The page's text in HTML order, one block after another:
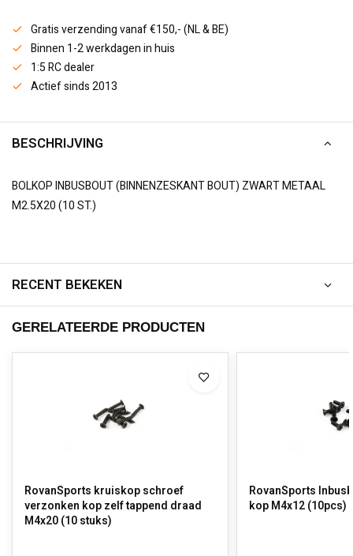
Gratis verzending vanaf €150,- (NL & BE)
Binnen 1-2 werkdagen in huis
1:5 RC dealer
Actief sinds 2013
BESCHRIJVING
BOLKOP INBUSBOUT (BINNENZESKANT BOUT) ZWART METAAL
M2.5X20 (10 ST.)
RECENT BEKEKEN
GERELATEERDE PRODUCTEN
RovanSports kruiskop schroef
verzonken kop zelf tappend draad
M4x20 (10 stuks)
RovanSports
kop M4x12 (10pcs)